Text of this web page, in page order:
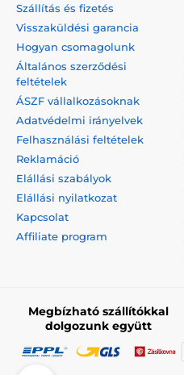
Szállítás és fizetés
Visszaküldési garancia
Hogyan csomagolunk
Általános szerződési
feltételek
ÁSZF vállalkozásoknak
Adatvédelmi irányelvek
Felhasználási feltételek
Reklamáció
Elállási szabályok
Elállási nyilatkozat
Kapcsolat
Affiliate program
Megbízható szállítókkal
dolgozunk együtt